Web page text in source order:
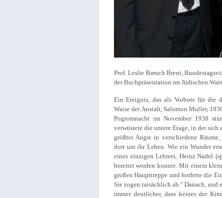
Prof. Leslie Baruch Brent,
der Buchpräsentation im Jüdischen
Ein Ereignis, das als Vorbote für die
Waise der Anstalt, Salomon Muller,
Pogromnacht im November 1938
verwüstete die untere Etage, in der
größter Angst in verschiedene
dort um ihr Leben. Wie ein Wunder
eines einzigen Lehrers, Heinz Nadel
bereitet werden konnte. Mit einem
großen Haupttreppe und forderte die
Sie zogen tatsächlich ab." Danach, und
immer deutlicher, dass keines der